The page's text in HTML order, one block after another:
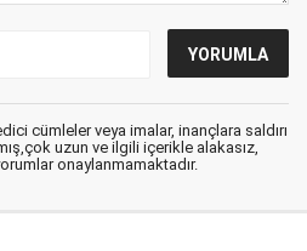
cümleler veya imalar, inançlara saldırı
uzun ve ilgili içerikle alakasız,
onaylanmamaktadır.